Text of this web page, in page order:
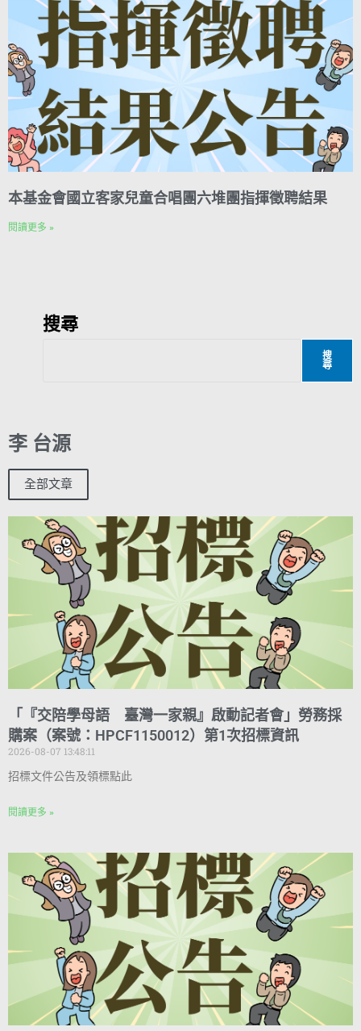
本基金會國立客家兒童合唱團六堆團指揮徵聘結果
閱讀更多 »
搜尋
搜
尋
李 台源
全部文章
「『交陪學母語 臺灣一家親』啟動記者會」勞務採
購案（案號：HPCF1150012）第1次招標資訊
2026-08-07 13:48:11
招標文件公告及領標點此
閱讀更多 »